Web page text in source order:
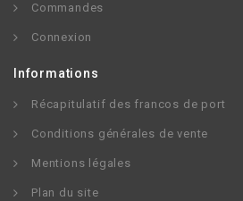
Commandes
Connexion
Informations
Récapitulatif des francos de port
Conditions générales de vente
Mentions légales
Plan du site